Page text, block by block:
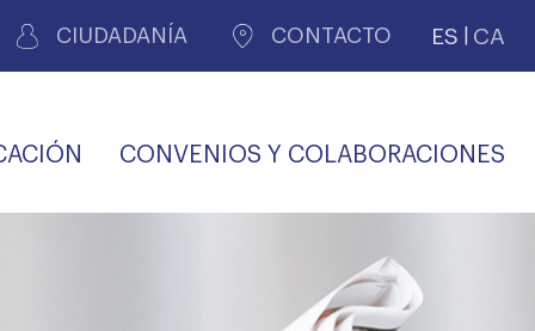
CIUDADANÍA CONTACTO ES CA
CONVENIOS Y COLABORACIONES